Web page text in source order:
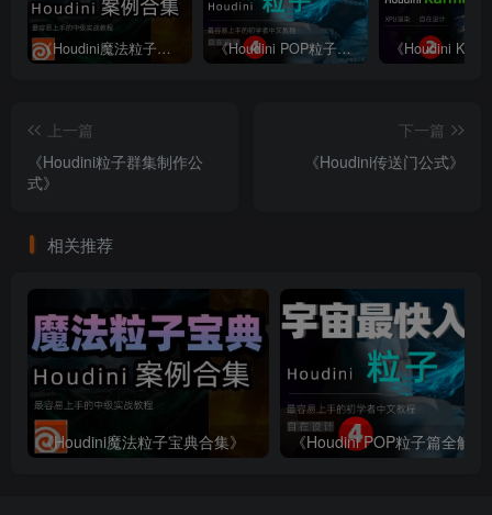
《Houdini魔法粒子宝典合集》 《Houdini POP粒子篇全解析》—— 宇宙最快入门系列④
上一篇
《Houdini粒子群集制作公
式》
下一篇
《Houdini传送门公式》
相关推荐
《Houdini魔法粒子宝典合集》